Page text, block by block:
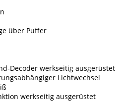
über Puffer
Decoder werkseitig ausgerüstet
Lichtwechsel
werkseitig ausgerüstet